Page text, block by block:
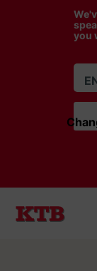
you